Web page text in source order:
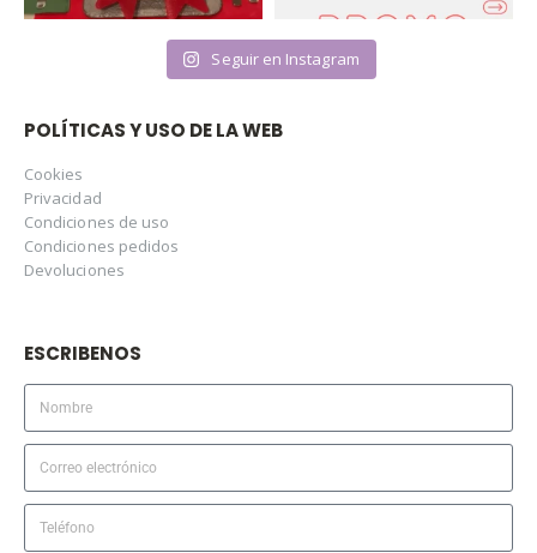
Seguir en Instagram
POLÍTICAS Y USO DE LA WEB
Cookies
Privacidad
Condiciones de uso
Condiciones pedidos
Devoluciones
ESCRIBENOS